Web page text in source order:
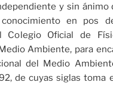
y sin ánimo
en pos
Colegio Oficial de
Ambiente, para
del Medio
de cuyas siglas toma